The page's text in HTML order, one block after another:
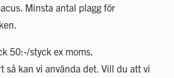
Minsta antal plagg för
50:-/styck ex moms.
så kan vi använda det. Vill du att vi